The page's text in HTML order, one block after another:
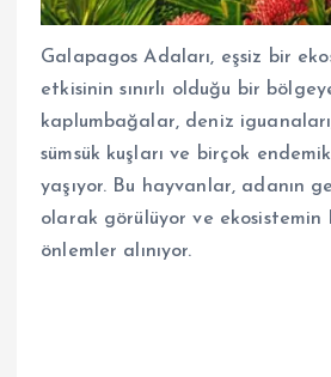
Galapagos Adaları, eşsiz bir
etkisinin sınırlı olduğu bir
kaplumbağalar, deniz
sümsük kuşları ve birçok
yaşıyor. Bu hayvanlar, adanın
olarak görülüyor ve ekosistemin
önlemler alınıyor.